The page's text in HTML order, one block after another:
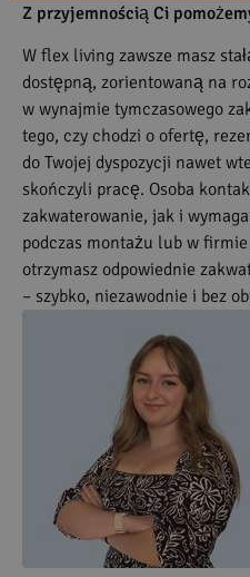
Z przyjemnością Ci
W flex living zawsze masz
dostępną, zorientowaną na
w wynajmie tymczasowego
tego, czy chodzi o ofertę,
do Twojej dyspozycji nawet
skończyli pracę. Osoba
zakwaterowanie, jak i
podczas montażu lub w
otrzymasz odpowiednie
– szybko, niezawodnie i bez